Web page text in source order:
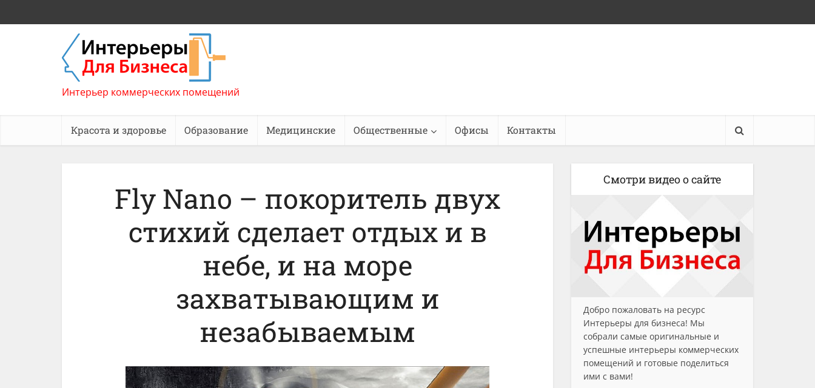
Интерьер коммерческих помещений
Красота и здоровье Образование Медицинские Общественные Офисы Контакты
Fly Nano – покоритель двух
стихий сделает отдых и в
небе, и на море
захватывающим и
незабываемым
Смотри видео о сайте
Добро пожаловать на ресурс
Интерьеры для бизнеса! Мы
собрали самые оригинальные и
успешные интерьеры коммерческих
помещений и готовые поделиться
ими с вами!